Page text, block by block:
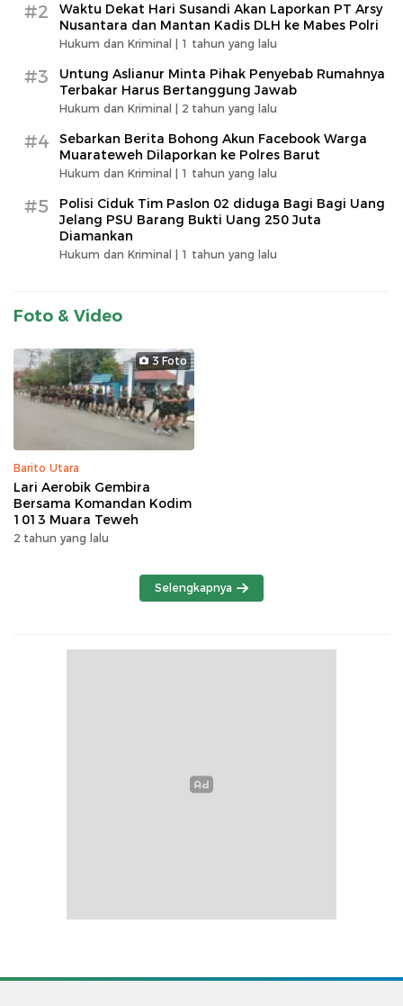
#2
Waktu Dekat Hari Susandi Akan Laporkan PT Arsy
Nusantara dan Mantan Kadis DLH ke Mabes Polri
Hukum dan Kriminal | 1 tahun yang lalu
#3
Untung Aslianur Minta Pihak Penyebab Rumahnya
Terbakar Harus Bertanggung Jawab
Hukum dan Kriminal | 2 tahun yang lalu
#4
Sebarkan Berita Bohong Akun Facebook Warga
Muarateweh Dilaporkan ke Polres Barut
Hukum dan Kriminal | 1 tahun yang lalu
#5
Polisi Ciduk Tim Paslon 02 diduga Bagi Bagi Uang
Jelang PSU Barang Bukti Uang 250 Juta
Diamankan
Hukum dan Kriminal | 1 tahun yang lalu
Foto & Video
3 Foto
Barito Utara
Lari Aerobik Gembira
Bersama Komandan Kodim
1013 Muara Teweh
2 tahun yang lalu
Selengkapnya